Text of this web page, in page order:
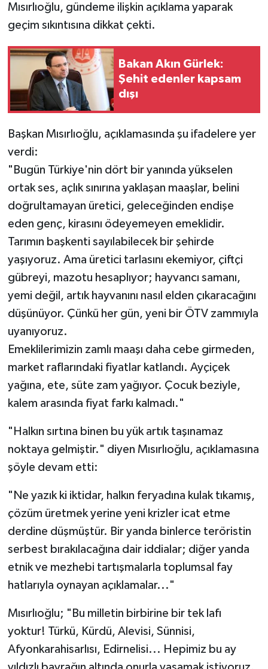
Mısırlıoğlu, gündeme ilişkin açıklama yaparak
geçim sıkıntısına dikkat çekti.
Bakan Akın Gürlek:
Şehit edenler kapsam
dışı
Başkan Mısırlıoğlu, açıklamasında şu ifadelere yer
verdi:
"Bugün Türkiye'nin dört bir yanında yükselen
ortak ses, açlık sınırına yaklaşan maaşlar, belini
doğrultamayan üretici, geleceğinden endişe
eden genç, kirasını ödeyemeyen emeklidir.
Tarımın başkenti sayılabilecek bir şehirde
yaşıyoruz. Ama üretici tarlasını ekemiyor, çiftçi
gübreyi, mazotu hesaplıyor; hayvancı samanı,
yemi değil, artık hayvanını nasıl elden çıkaracağını
düşünüyor. Çünkü her gün, yeni bir ÖTV zammıyla
uyanıyoruz.
Emeklilerimizin zamlı maaşı daha cebe girmeden,
market raflarındaki fiyatlar katlandı. Ayçiçek
yağına, ete, süte zam yağıyor. Çocuk beziyle,
kalem arasında fiyat farkı kalmadı."
"Halkın sırtına binen bu yük artık taşınamaz
noktaya gelmiştir." diyen Mısırlıoğlu, açıklamasına
şöyle devam etti:
"Ne yazık ki iktidar, halkın feryadına kulak tıkamış,
çözüm üretmek yerine yeni krizler icat etme
derdine düşmüştür. Bir yanda binlerce teröristin
serbest bırakılacağına dair iddialar; diğer yanda
etnik ve mezhebi tartışmalarla toplumsal fay
hatlarıyla oynayan açıklamalar..."
Mısırlıoğlu; "Bu milletin birbirine bir tek lafı
yoktur! Türkü, Kürdü, Alevisi, Sünnisi,
Afyonkarahisarlısı, Edirnelisi... Hepimiz bu ay